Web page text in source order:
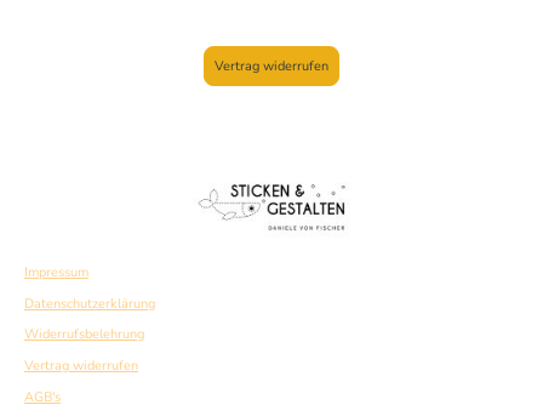
Vertrag widerrufen
Impressum
Datenschutzerklärung
Widerrufsbelehrung
Vertrag widerrufen
AGB's